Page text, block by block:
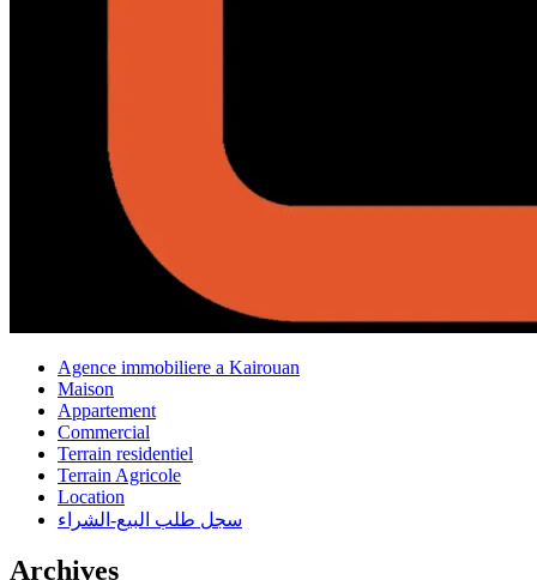
Agence immobiliere a Kairouan
Maison
Appartement
Commercial
Terrain residentiel
Terrain Agricole
Location
سجل طلب البيع-الشراء
Archives